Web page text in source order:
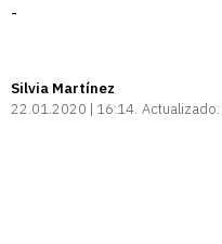
-
Silvia Martínez
22.01.2020 | 16:14 Actualizado: